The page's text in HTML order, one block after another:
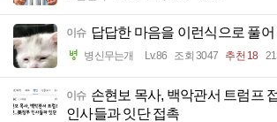
이슈 답답한 마음을 이런식으로 풀
병신무는개 Lv.86 조회 3047 추천 18
이슈 손현보 목사, 백악관서 트럼프
인사들과 잇단 접촉